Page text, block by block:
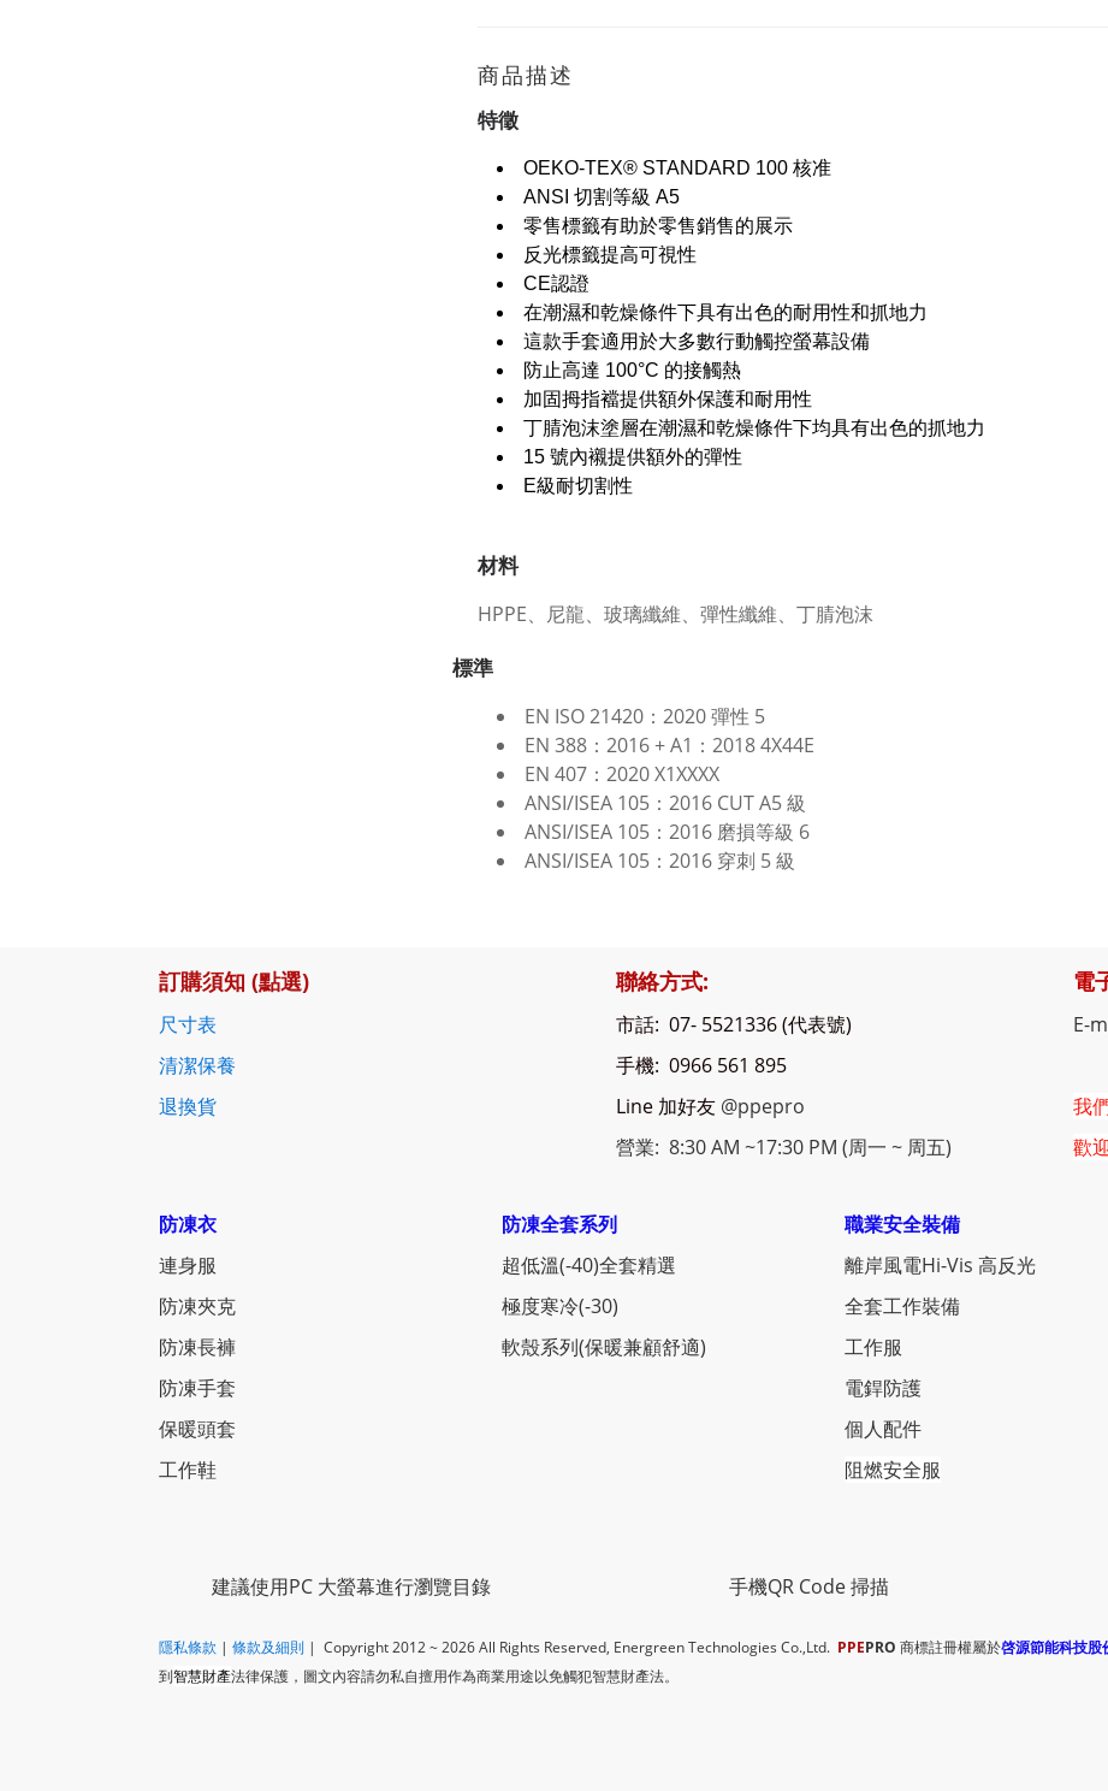
商品描述
特徵
OEKO-TEX® STANDARD 100 核准
ANSI 切割等級 A5
零售標籤有助於零售銷售的展示
反光標籤提高可視性
CE認證
在潮濕和乾燥條件下具有出色的耐用性和抓地力
這款手套適用於大多數行動觸控螢幕設備
防止高達 100°C 的接觸熱
加固拇指襠提供額外保護和耐用性
丁腈泡沫塗層在潮濕和乾燥條件下均具有出色的抓地力
15 號內襯提供額外的彈性
E級耐切割性
材料
HPPE、尼龍、玻璃纖維、彈性纖維、丁腈泡沫
標準
EN ISO 21420：2020 彈性 5
EN 388：2016 + A1：2018 4X44E
EN 407：2020 X1XXXX
ANSI/ISEA 105：2016 CUT A5 級
ANSI/ISEA 105：2016 磨損等級 6
ANSI/ISEA 105：2016 穿刺 5 級
訂購須知 (點選)
尺寸表
清潔保養
退換貨
聯絡方式:
市話: 07- 5521336 (代表號)
手機: 0966 561 895
Line 加好友 @ppepro
營業: 8:30 AM ~17:30 PM (周一 ~ 周五)
電
E-
我
歡
防凍衣
連身服
防凍夾克
防凍長褲
防凍手套
保暖頭套
工作鞋
防凍全套系列
超低溫(-40)全套精選
極度寒冷(-30)
軟殼系列(保暖兼顧舒適)
職業安全裝備
離岸風電Hi-Vis 高反光
全套工作裝備
工作服
電銲防護
個人配件
阻燃安全服
建議使用PC 大螢幕進行瀏覽目錄 手機QR Code 掃描
隱私條款 | 條款及細則 | Copyright 2012 ~ 2026All Rights Reserved, Energreen Technologies Co.,Ltd. PPEPRO 商標註冊權屬於啓源節能科技股
到智慧財產法律保護，圖文內容請勿私自擅用作為商業用途以免觸犯智慧財產法。